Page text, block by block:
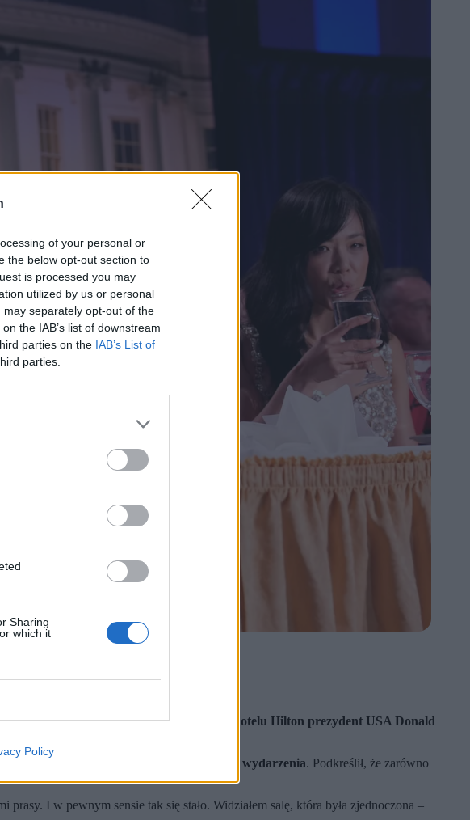
of your personal or
the below opt-out section to
is processed you may
utilized by us or personal
separately opt-out of the
the IAB’s list of downstream
parties on the IAB’s List of
parties.
Sharing
which it
Policy
przez Secret Service.
obrażeń dzięki kamizelce.
informacji.
Domu.Obecny w waszyngtońskim hotelu Hilton prezydent USA Donald
służb
wszyscy opuszczają miejsce wydarzenia. Podkreślił, że zarówno
przełożenie kolacji na inny termin.
I w pewnym sensie tak się stało. Widziałem salę, która była zjednoczona –